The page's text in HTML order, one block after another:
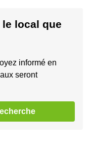
local que
informé en
seront